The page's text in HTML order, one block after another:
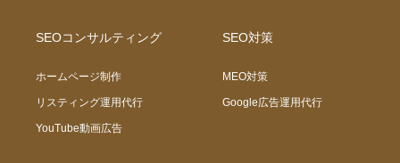
SEOコンサルティング
ホームページ制作
リスティング運用代行
YouTube動画広告
SEO対策
MEO対策
Google広告運用代行